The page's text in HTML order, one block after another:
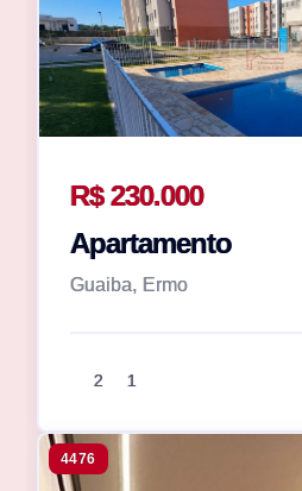
R$ 230.000
Apartamento
Guaiba, Ermo
2 1
4476